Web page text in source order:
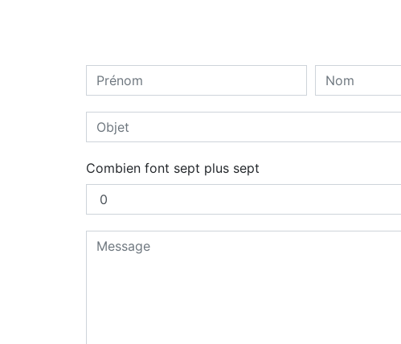
Combien font sept plus sept